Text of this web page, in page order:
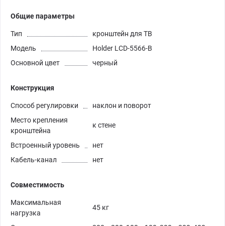
Общие параметры
Тип
кронштейн для ТВ
Модель
Holder LCD-5566-B
Основной цвет
черный
Конструкция
Способ регулировки
наклон и поворот
Место крепления
кронштейна
к стене
Встроенный уровень
нет
Кабель-канал
нет
Совместимость
Максимальная
нагрузка
45 кг